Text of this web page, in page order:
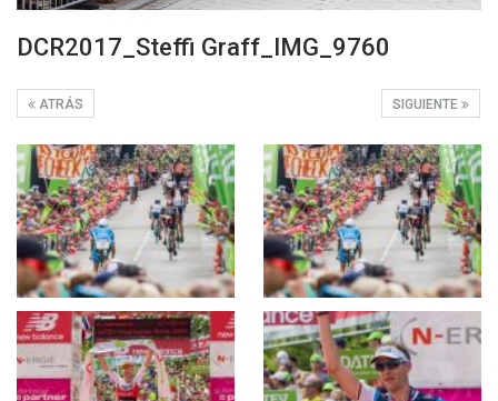
DCR2017_Steffi Graff_IMG_9760
SIGUIENTE
ATRÁS